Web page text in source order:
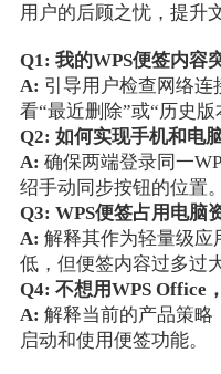
用户的后顾之忧，提升
Q1: 我的WPS便签内容
A: 引导用户检查网络连
看“最近删除”或“历史版
Q2: 如何实现手机和电
A: 确保两端登录同一
绍手动同步按钮的位置。
Q3: WPS便签占用电脑
A: 解释其作为轻量级应
低，但便签内容过多过
Q4: 不想用WPS Office
A: 解释当前的产品策略
启动和使用便签功能。